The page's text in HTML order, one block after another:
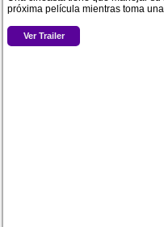
próxima película mientras toma
Ver Trailer